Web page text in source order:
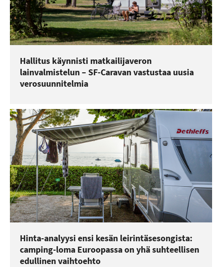
Hallitus käynnisti matkailijaveron
lainvalmistelun – SF-Caravan vastustaa uusia
verosuunnitelmia
Hinta-analyysi ensi kesän leirintäsesongista:
camping-loma Euroopassa on yhä suhteellisen
edullinen vaihtoehto